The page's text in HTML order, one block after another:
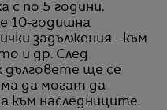
с по 5 години.
10-годишна
задължения - към
и др. След
дълговете ще се
да могат да
към наследниците.